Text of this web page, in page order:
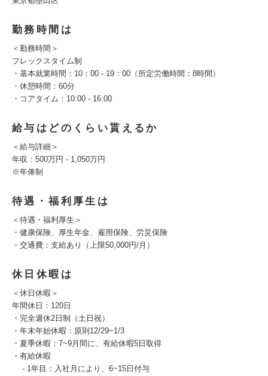
勤務時間は
＜勤務時間＞
フレックスタイム制
・基本就業時間：10：00 - 19：00（所定労働時間：8時間）
・休憩時間：60分
・コアタイム：10:00 - 16:00
給与はどのくらい貰えるか
＜給与詳細＞
年収：500万円 - 1,050万円
※年俸制
待遇・福利厚生は
＜待遇・福利厚生＞
・健康保険、厚生年金、雇用保険、労災保険
・交通費：支給あり（上限50,000円/月）
休日休暇は
＜休日休暇＞
年間休日：120日
・完全週休2日制（土日祝）
・年末年始休暇：原則12/29~1/3
・夏季休暇：7~9月間に、有給休暇5日取得
・有給休暇
- 1年目：入社月により、6~15日付与